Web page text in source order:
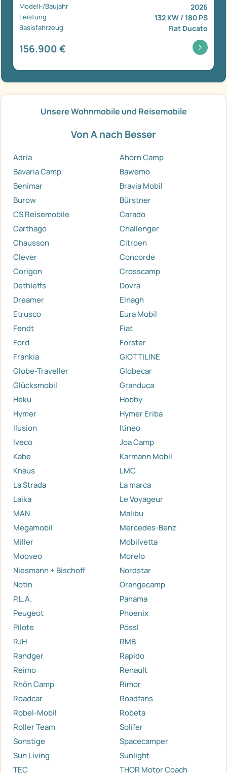
Modell-/Baujahr 2026
Leistung 132 KW / 180 PS
Basisfahrzeug Fiat Ducato
156.900 €
Unsere Wohnmobile und Reisemobile
Von A nach Besser
Adria
Ahorn Camp
Bavaria Camp
Bawemo
Benimar
Bravia Mobil
Burow
Bürstner
CS Reisemobile
Carado
Carthago
Challenger
Chausson
Citroen
Clever
Concorde
Corigon
Crosscamp
Dethleffs
Dovra
Dreamer
Elnagh
Etrusco
Eura Mobil
Fendt
Fiat
Ford
Forster
Frankia
GIOTTILINE
Globe-Traveller
Globecar
Glücksmobil
Granduca
Heku
Hobby
Hymer
Hymer Eriba
Ilusion
Itineo
Iveco
Joa Camp
Kabe
Karmann Mobil
Knaus
LMC
La Strada
La marca
Laika
Le Voyageur
MAN
Malibu
Megamobil
Mercedes-Benz
Miller
Mobilvetta
Mooveo
Morelo
Niesmann + Bischoff
Nordstar
Notin
Orangecamp
P.L.A.
Panama
Peugeot
Phoenix
Pilote
Pössl
RJH
RMB
Randger
Rapido
Reimo
Renault
Rhön Camp
Rimor
Roadcar
Roadfans
Robel-Mobil
Robeta
Roller Team
Solifer
Sonstige
Spacecamper
Sun Living
Sunlight
TEC
THOR Motor Coach